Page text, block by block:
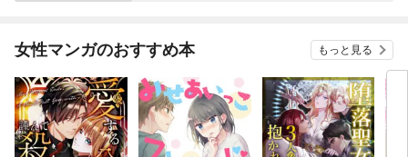
女性マンガのおすすめ本 もっと見る